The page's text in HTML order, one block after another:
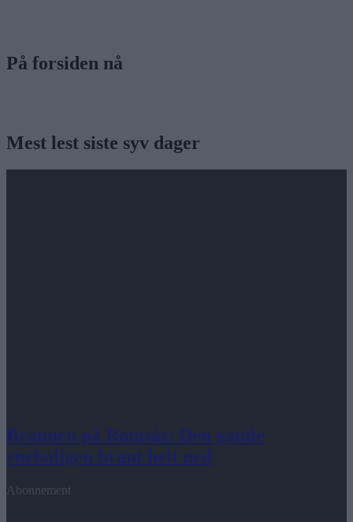
På forsiden nå
Mest lest siste syv dager
Brannen på Romsås: Den gamle
eneboligen brant helt ned
Abonnement